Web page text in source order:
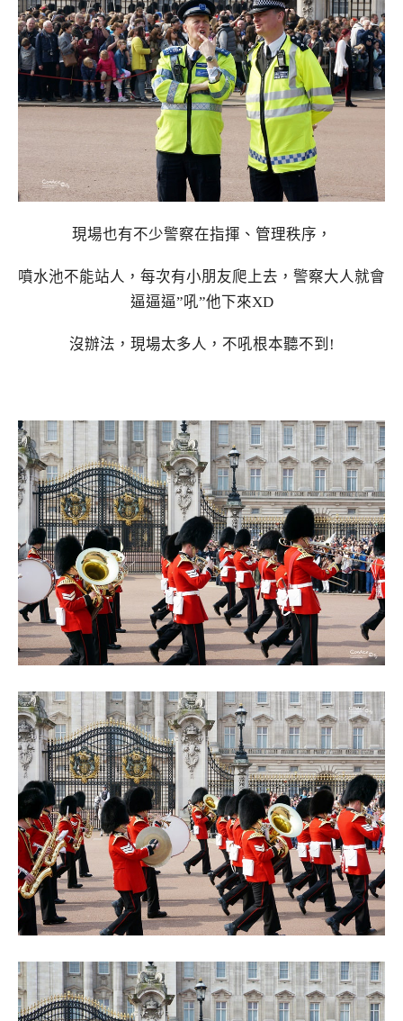
現場也有不少警察在指揮、管理秩序，
噴水池不能站人，每次有小朋友爬上去，警察大人就會
逼逼逼”吼”他下來XD
沒辦法，現場太多人，不吼根本聽不到!